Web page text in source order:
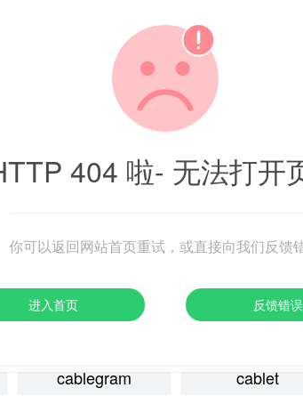
cabalism
Caball
cabble
cabby
cabin
cabined
cablegram cablet
404 啦- 无法打开
你可以返回网站首页重试，或直接向我们反馈错
进入首页 反馈错误
404 啦- 无法打开
你可以返回网站首页重试，或直接向我们反馈
进入首页 反馈错误